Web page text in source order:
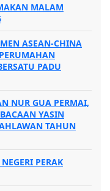
MALAM
ASEAN-CHINA
PADU
NUR GUA PERMAI,
YASIN
TAHUN
PERAK